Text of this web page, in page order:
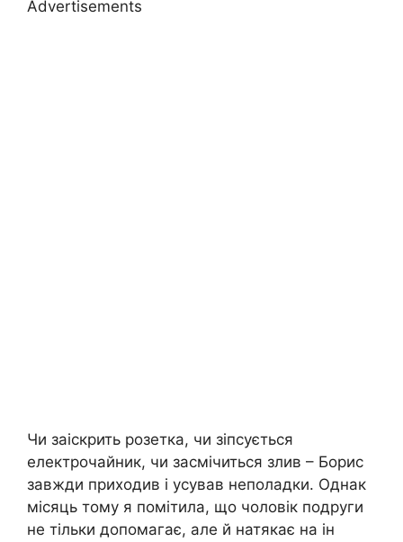
Advertisements
Чи заіскрить розетка, чи зіпсується
електрочайник, чи засмічиться злив – Борис
завжди приходив і усував неполадки. Однак
місяць тому я помітила, що чоловік подруги
не тільки допомагає, але й натякає на ін